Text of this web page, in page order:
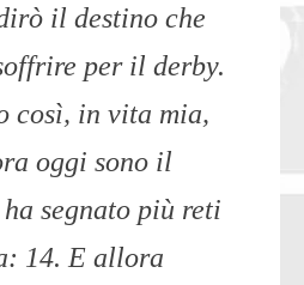
il destino che
per il derby.
così, in vita mia,
oggi sono il
segnato più reti
14. E allora